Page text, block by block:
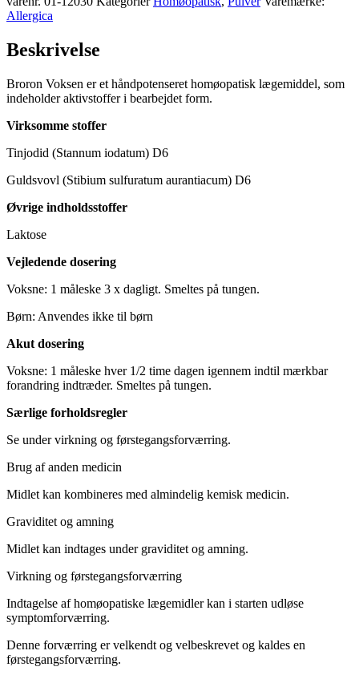
Allergica
Beskrivelse
Broron Voksen er et håndpotenseret homøopatisk lægemiddel, som
indeholder aktivstoffer i bearbejdet form.
Virksomme stoffer
Tinjodid (Stannum iodatum) D6
Guldsvovl (Stibium sulfuratum aurantiacum) D6
Øvrige indholdsstoffer
Laktose
Vejledende dosering
Voksne: 1 måleske 3 x dagligt. Smeltes på tungen.
Børn: Anvendes ikke til børn
Akut dosering
Voksne: 1 måleske hver 1/2 time dagen igennem indtil mærkbar
forandring indtræder. Smeltes på tungen.
Særlige forholdsregler
Se under virkning og førstegangsforværring.
Brug af anden medicin
Midlet kan kombineres med almindelig kemisk medicin.
Graviditet og amning
Midlet kan indtages under graviditet og amning.
Virkning og førstegangsforværring
Indtagelse af homøopatiske lægemidler kan i starten udløse
symptomforværring.
Denne forværring er velkendt og velbeskrevet og kaldes en
førstegangsforværring.